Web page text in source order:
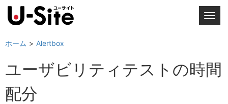
T
l
e
ホーム Alertbox
ユーザビリティテストの時間
配分